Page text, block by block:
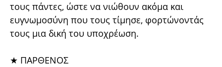
τους πάντες, ώστε να νιώθουν ακόμα και
ευγνωμοσύνη που τους τίμησε, φορτώνοντάς
τους μια δική του υποχρέωση.
★ ΠΑΡΘΕΝΟΣ